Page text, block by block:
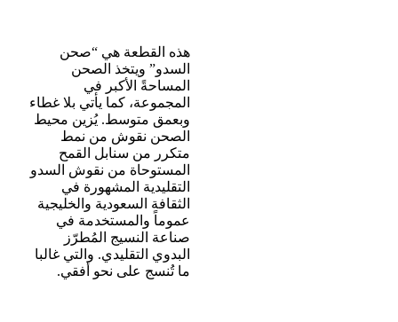
هذه القطعة هي “صحن
السدو” ويتخذ الصحن
المساحةً الأكبر في
المجموعة، كما يأتي بلا غطاء
وبعمق متوسط. يُزين محيط
الصحن نقوش من نمط
متكرر من سنابل القمح
المستوحاة من نقوش السدو
التقليدية المشهورة في
الثقافة السعودية والخليجية
عموماً والمستخدمة في
صناعة النسيج المُطرّز
البدوي التقليدي. والتي غالبا
ما تُنسج على نحو أفقي.